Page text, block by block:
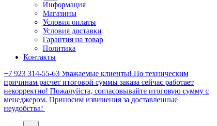
Информация
Магазины
Условия оплаты
Условия доставки
Гарантия на товар
Политика
Контакты
+7 923 314-55-63 Уважаемые клиенты! По техническим
причинам расчет итоговой суммы заказа сейчас работает
некорректно! Пожалуйста, согласовывайте итоговую сумму с
менеджером. Приносим извинения за доставленные
неудобства!